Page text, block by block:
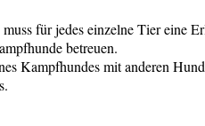
für jedes einzelne Tier eine
betreuen.
Kampfhundes mit anderen